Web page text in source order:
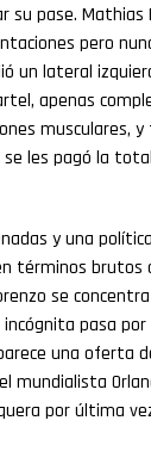
su pase. Mathias
pero
un lateral
apenas
musculares,
les pagó la
y una
términos
se
pasa
una oferta
mundialista
por última